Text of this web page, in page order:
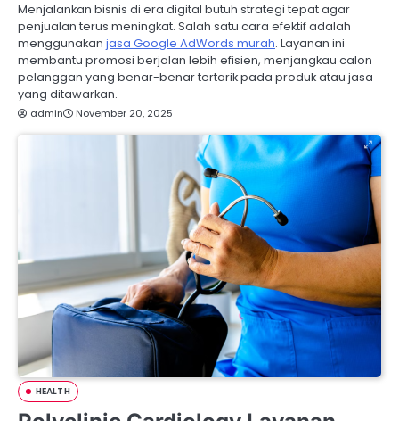
Menjalankan bisnis di era digital butuh strategi tepat agar
penjualan terus meningkat. Salah satu cara efektif adalah
menggunakan jasa Google AdWords murah. Layanan ini
membantu promosi berjalan lebih efisien, menjangkau calon
pelanggan yang benar-benar tertarik pada produk atau jasa
yang ditawarkan.
admin November 20, 2025
HEALTH